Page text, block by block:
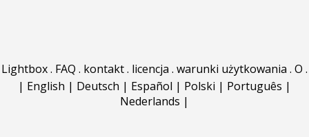
Lightbox. FAQ . kontakt. licencja . warunki użytkowania . O .
| English | Deutsch | Español | Polski | Português |
Nederlands |